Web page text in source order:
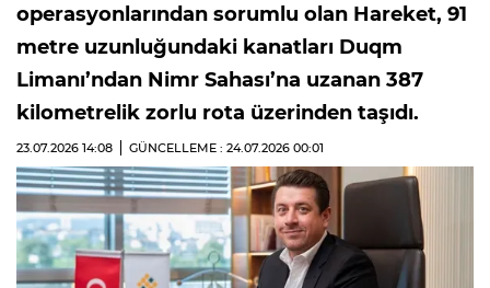
operasyonlarından sorumlu olan Hareket, 91
metre uzunluğundaki kanatları Duqm
Limanı’ndan Nimr Sahası’na uzanan 387
kilometrelik zorlu rota üzerinden taşıdı.
23.07.2026 14:08 GÜNCELLEME : 24.07.2026 00:01